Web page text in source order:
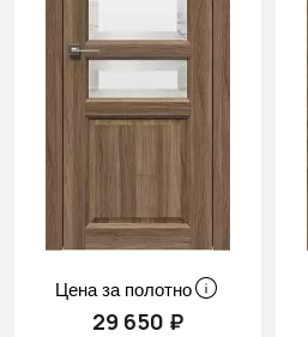
Цена за полотно
29 650 ₽